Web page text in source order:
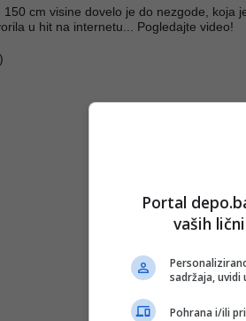
150 cm visine dovelo je do nezgode, koja
u hit na internetu... Pogledajte video!
Portal
vaših
sadržaja, uvidi
Pohrana i/ili